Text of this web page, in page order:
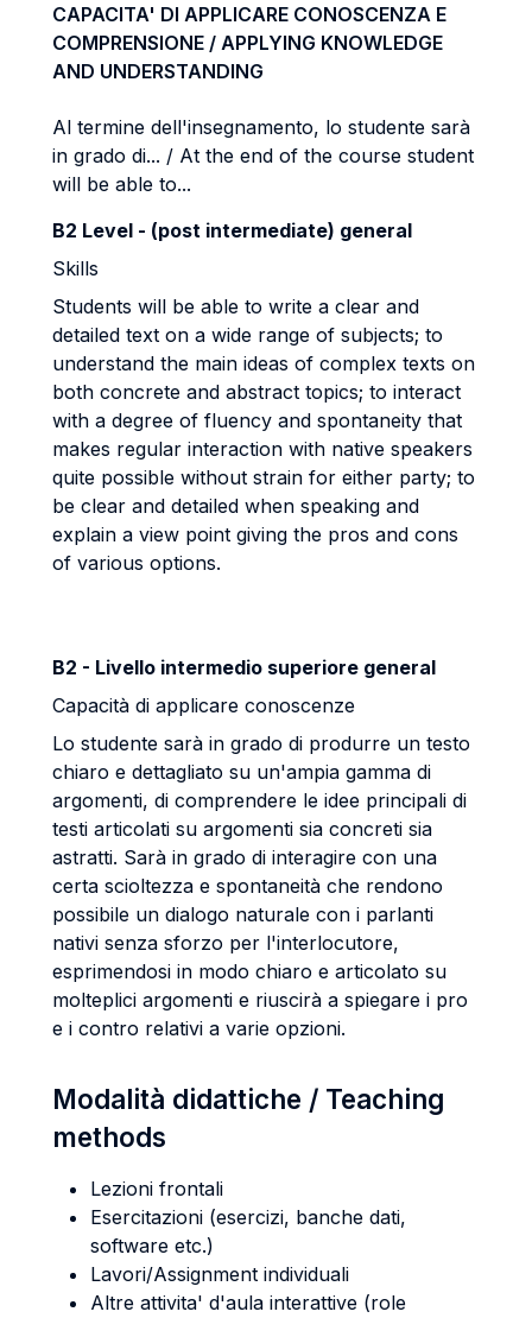
CAPACITA' DI APPLICARE CONOSCENZA E
COMPRENSIONE / APPLYING KNOWLEDGE
AND UNDERSTANDING
Al termine dell'insegnamento, lo studente sarà
in grado di... / At the end of the course student
will be able to...
B2 Level - (post intermediate) general
Skills
Students will be able to write a clear and
detailed text on a wide range of subjects; to
understand the main ideas of complex texts on
both concrete and abstract topics; to interact
with a degree of fluency and spontaneity that
makes regular interaction with native speakers
quite possible without strain for either party; to
be clear and detailed when speaking and
explain a view point giving the pros and cons
of various options.
B2 - Livello intermedio superiore general
Capacità di applicare conoscenze
Lo studente sarà in grado di produrre un testo
chiaro e dettagliato su un'ampia gamma di
argomenti, di comprendere le idee principali di
testi articolati su argomenti sia concreti sia
astratti. Sarà in grado di interagire con una
certa scioltezza e spontaneità che rendono
possibile un dialogo naturale con i parlanti
nativi senza sforzo per l'interlocutore,
esprimendosi in modo chiaro e articolato su
molteplici argomenti e riuscirà a spiegare i pro
e i contro relativi a varie opzioni.
Modalità didattiche / Teaching
methods
Lezioni frontali
Esercitazioni (esercizi, banche dati,
software etc.)
Lavori/Assignment individuali
Altre attivita' d'aula interattive (role